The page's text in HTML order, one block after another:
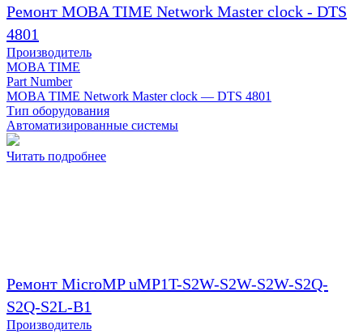
Ремонт MOBA TIME Network Master clock - DTS
4801
Производитель
MOBA TIME
Part Number
MOBA TIME Network Master clock — DTS 4801
Тип оборудования
Автоматизированные системы
Читать подробнее
Ремонт MicroMP uMP1T-S2W-S2W-S2W-S2Q-
S2Q-S2L-B1
Производитель